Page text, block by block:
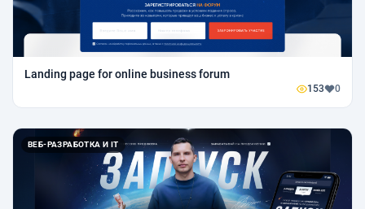
Landing page for online business forum
153 0
ВЕБ-РАЗРАБОТКА И IT